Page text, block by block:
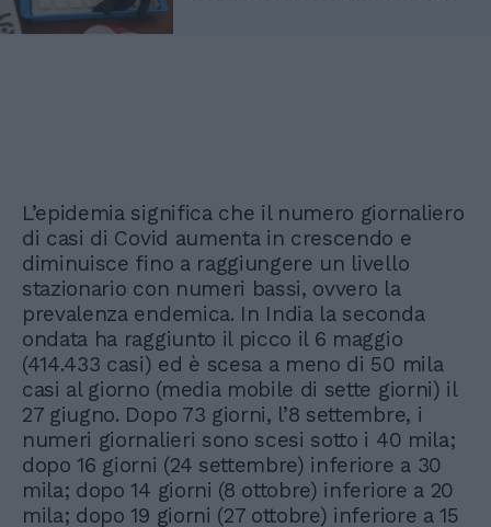
L’epidemia significa che il numero giornaliero
di casi di Covid aumenta in crescendo e
diminuisce fino a raggiungere un livello
stazionario con numeri bassi, ovvero la
prevalenza endemica. In India la seconda
ondata ha raggiunto il picco il 6 maggio
(414.433 casi) ed è scesa a meno di 50 mila
casi al giorno (media mobile di sette giorni) il
27 giugno. Dopo 73 giorni, l’8 settembre, i
numeri giornalieri sono scesi sotto i 40 mila;
dopo 16 giorni (24 settembre) inferiore a 30
mila; dopo 14 giorni (8 ottobre) inferiore a 20
mila; dopo 19 giorni (27 ottobre) inferiore a 15